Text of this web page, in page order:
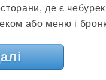
де є
або меню і